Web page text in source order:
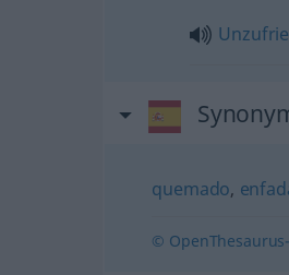
quemado,
©